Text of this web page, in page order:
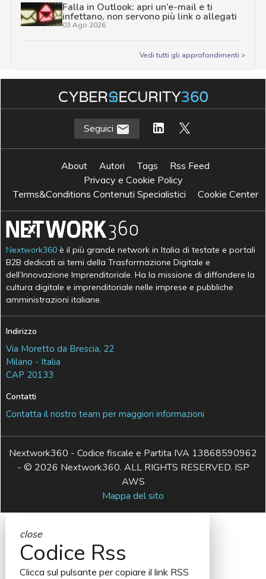
Falla in Outlook: apri un’e-mail e ti
infettano, non servono più link o allegati
03 Ago 2026
Vedi tutti gli approfondimenti >
Seguici
About Autori Tags
Rss Feed
Privacy e Cookie Policy
Terms&Conditions Contenuti Specialistici
Cookie Center
Nextwork360 è il più grande network in Italia di testate e portali
B2B dedicati ai temi della Trasformazione Digitale e
dell’Innovazione Imprenditoriale. Ha la missione di diffondere la
cultura digitale e imprenditoriale nelle imprese e pubbliche
amministrazioni italiane.
Indirizzo
Via Moretto da Brescia, 22
Milano - Italia
CAP 20133
Contatti
Contatta il nostro team per maggiori informazioni
Nextwork360 - Codice fiscale e Partita IVA 13868590962
- © 2026 Nextwork360. ALL RIGHTS RESERVED. ISP
AWS
Mappa del sito
close
Codice Rss
Clicca sul pulsante per copiare il link RSS